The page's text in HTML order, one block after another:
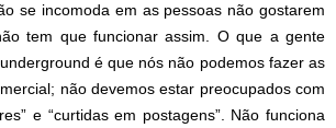
se incomoda em as pessoas não gostarem
tem que funcionar assim. O que a gente
é que nós não podemos fazer as
não devemos estar preocupados com
e “curtidas em postagens”. Não funciona